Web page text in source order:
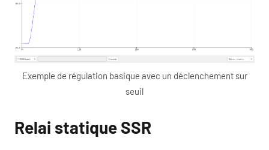
Exemple de régulation basique avec un déclenchement sur
seuil
Relai statique SSR